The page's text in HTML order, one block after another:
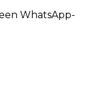
WhatsApp-